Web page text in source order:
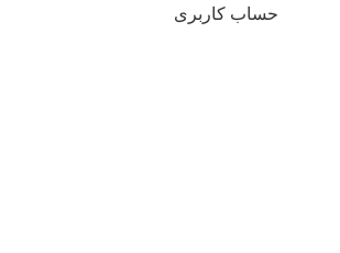
حساب کاربری